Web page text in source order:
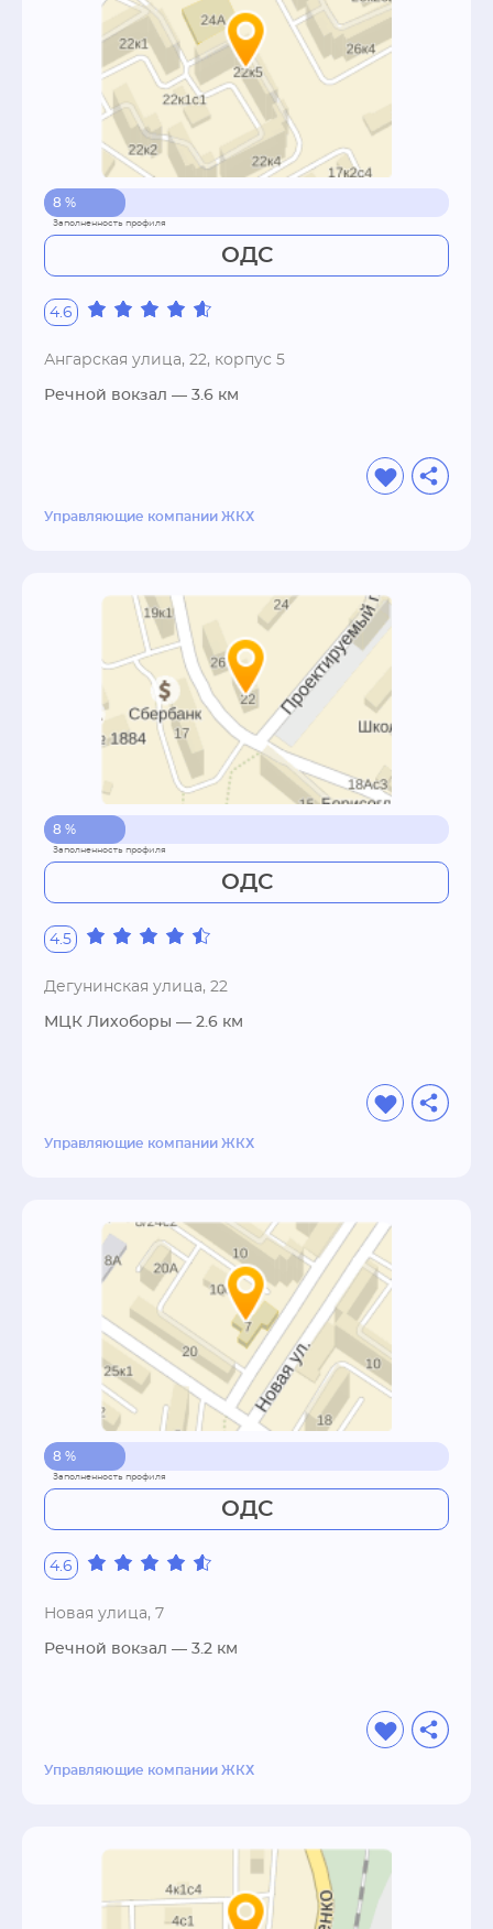
8 %
ОДС
4.6
Ангарская улица, 22, корпус 5
Речной вокзал — 3.6 км
Управляющие компании ЖКХ
8 %
ОДС
4.5
Дегунинская улица, 22
МЦК Лихоборы — 2.6 км
Управляющие компании ЖКХ
8 %
ОДС
4.6
Новая улица, 7
Речной вокзал — 3.2 км
Управляющие компании ЖКХ